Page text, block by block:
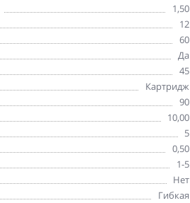
1,50
12
60
Да
45
Картридж
90
10,00
5
0,50
1-5
Нет
Гибкая